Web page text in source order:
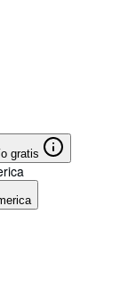
gratis